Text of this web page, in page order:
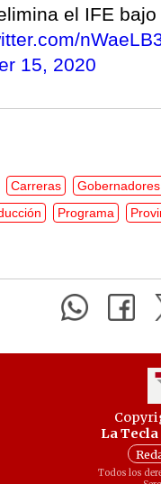
el IFE
15, 2020
Carreras Gobernadores
Programa
La
Todos los